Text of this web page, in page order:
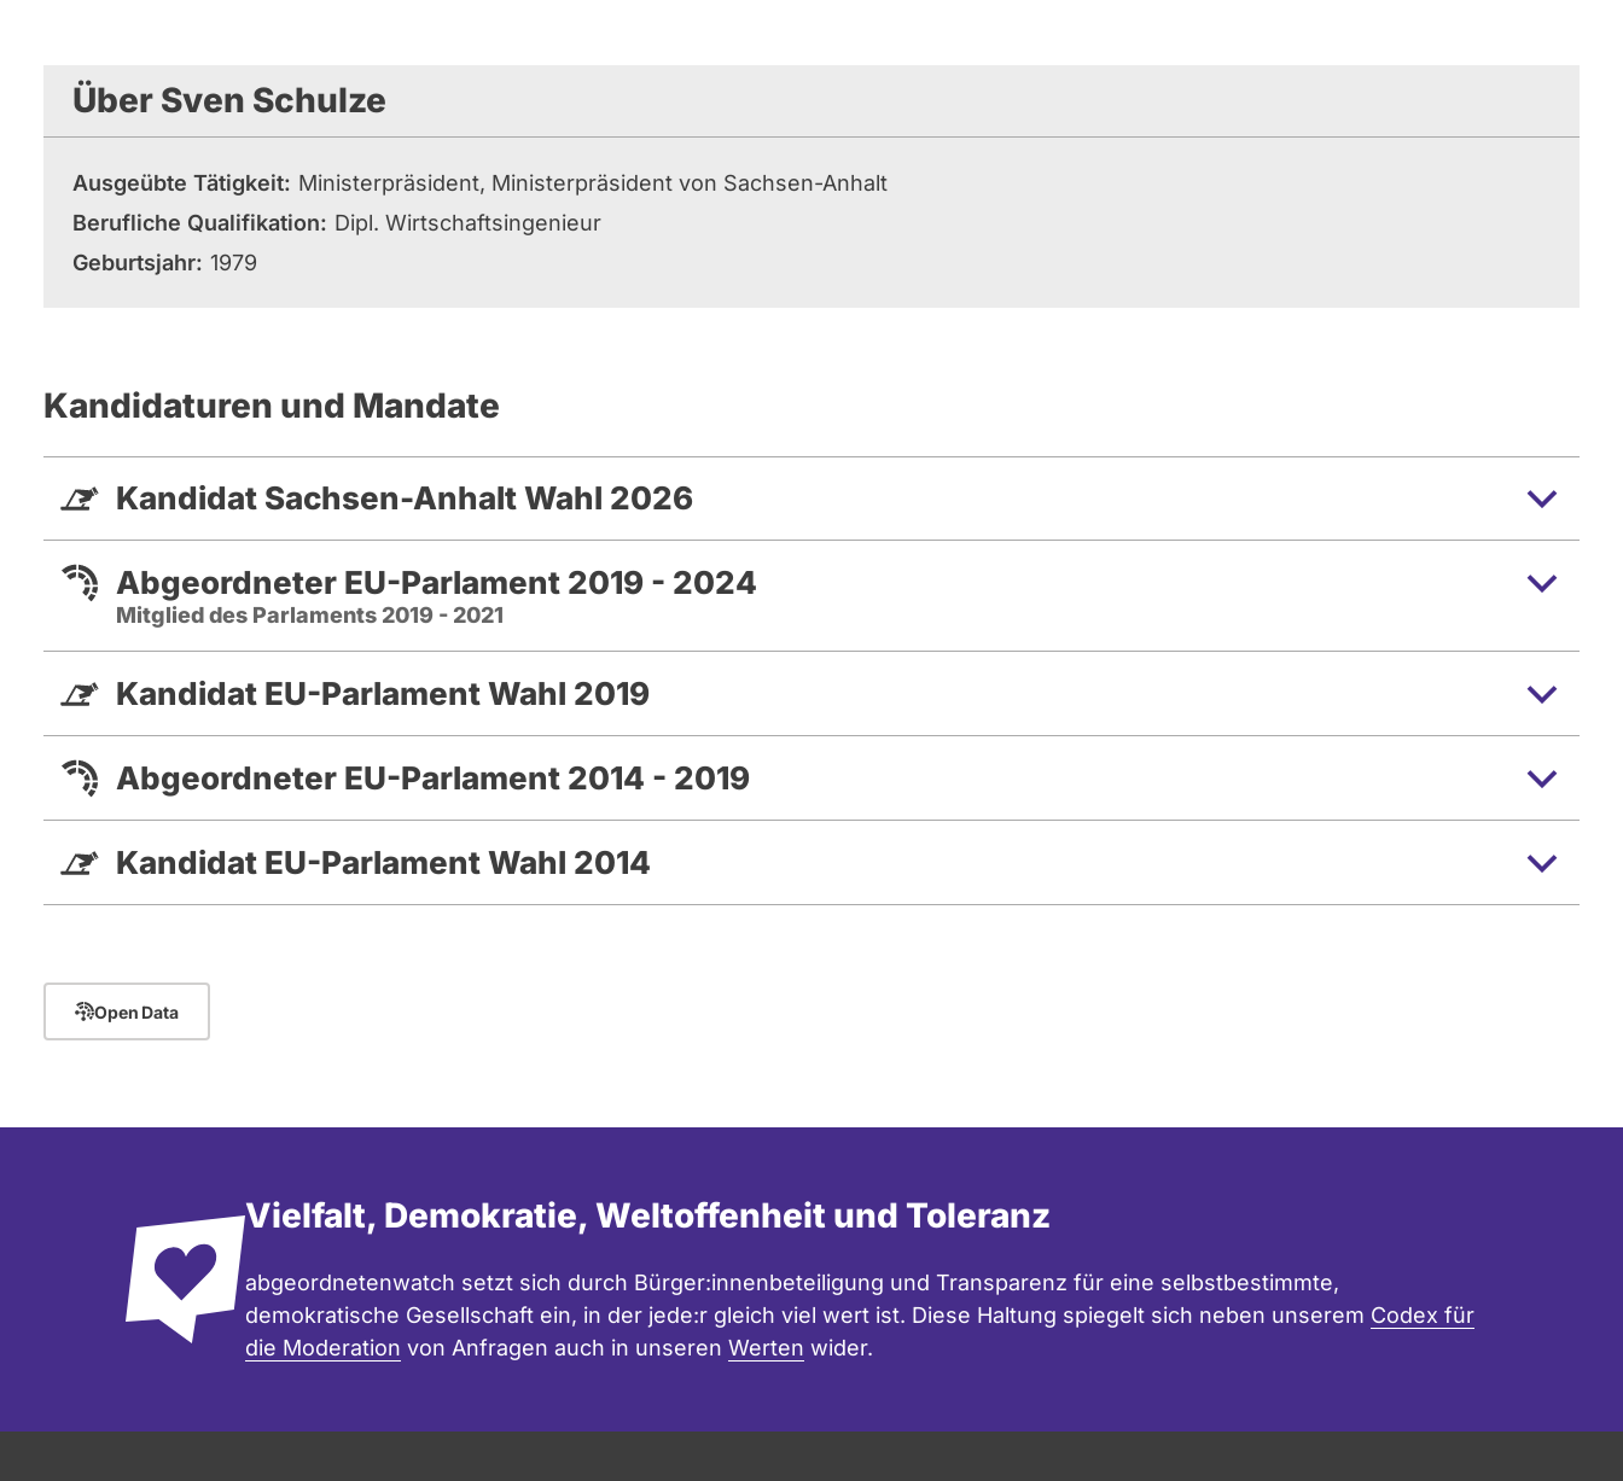
Über Sven Schulze
Ausgeübte Tätigkeit
Ministerpräsident, Ministerpräsident von Sachsen-Anhalt
Berufliche Qualifikation
Dipl. Wirtschaftsingenieur
Geburtsjahr 1979
Kandidaturen und Mandate
Kandidat Sachsen-Anhalt Wahl 2026
Abgeordneter EU-Parlament 2019 - 2024
Mitglied des Parlaments 2019 - 2021
Kandidat EU-Parlament Wahl 2019
Abgeordneter EU-Parlament 2014 - 2019
Kandidat EU-Parlament Wahl 2014
Open Data
Vielfalt, Demokratie, Weltoffenheit und Toleranz
abgeordnetenwatch setzt sich durch Bürger:innenbeteiligung und Transparenz für eine selbstbestimmte,
demokratische Gesellschaft ein, in der jede:r gleich viel wert ist. Diese Haltung spiegelt sich neben unserem Codex für
die Moderation von Anfragen auch in unseren Werten wider.